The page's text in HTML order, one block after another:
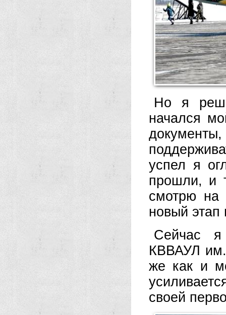
Но я
начался
успел я
прошли, и
смотрю на
новый
Сейчас я
КВВАУЛ им.
же как и
своей